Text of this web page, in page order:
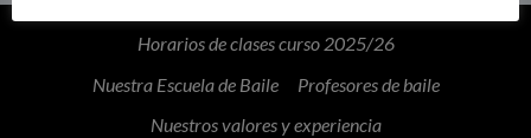
Horarios de clases curso 2025/26
Nuestra Escuela de Baile
Profesores de baile
Nuestros valores y experiencia